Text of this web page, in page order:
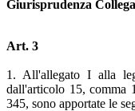
Giurisprudenza
Art. 3
1. All'allegato I alla
dall'articolo 15, comma
345, sono apportate le